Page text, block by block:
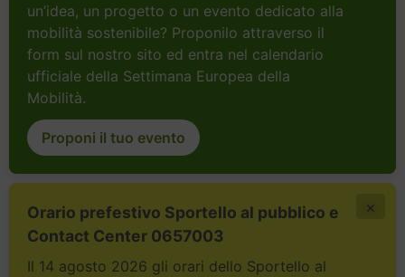
un’idea, un progetto o un evento dedicato alla
mobilità sostenibile? Proponilo attraverso il
form sul nostro sito ed entra nel calendario
ufficiale della Settimana Europea della
Mobilità.
Proponi il tuo evento
Orario prefestivo Sportello al pubblico e
Contact Center 0657003
Il 14 agosto 2026 gli orari dello Sportello al
×